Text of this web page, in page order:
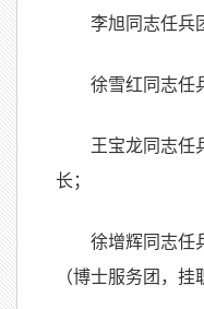
李旭同志任兵
徐雪红同志任
王宝龙同志任
长；
徐增辉同志任
（博士服务团，挂